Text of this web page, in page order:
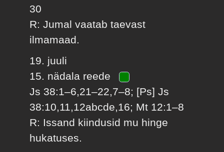
30
R: Jumal vaatab taevast
ilmamaad.
19. juuli
15. nädala reede
Js 38:1–6,21–22,7–8; [Ps] Js
38:10,11,12abcde,16; Mt 12:1–8
R: Issand kiindusid mu hinge
hukatuses.